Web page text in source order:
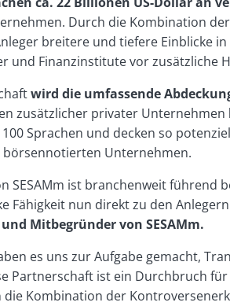
Durch die Kombination
breitere und tiefere Einblicke
und Finanzinstitute vor zusätzliche
wird die umfassende
zusätzlicher privater Unternehmen
Sprachen und decken so
Unternehmen.
SESAMm ist branchenweit
Fähigkeit nun direkt zu den
Mitbegründer von SESAMm.
es uns zur Aufgabe gemacht,
Partnerschaft ist ein Durchbruch
Kombination der